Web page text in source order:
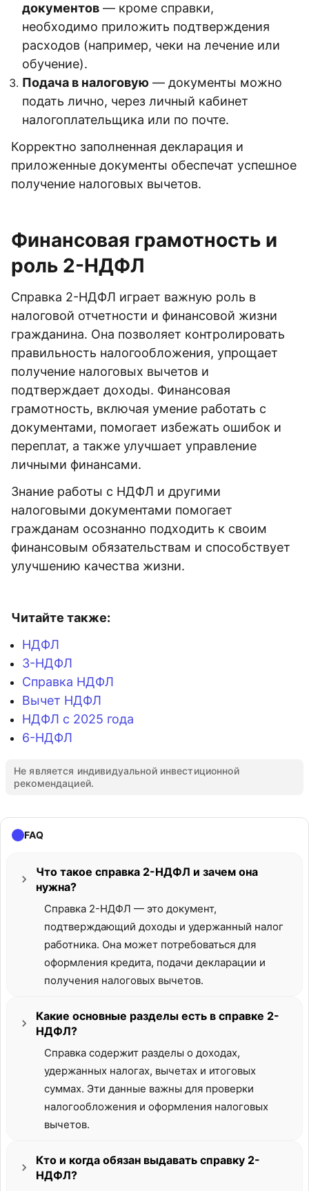
документов — кроме справки,
необходимо приложить подтверждения
расходов (например, чеки на лечение или
обучение).
Подача в налоговую — документы можно
подать лично, через личный кабинет
налогоплательщика или по почте.
Корректно заполненная декларация и
приложенные документы обеспечат успешное
получение налоговых вычетов.
Финансовая грамотность и
роль 2-НДФЛ
Справка 2-НДФЛ играет важную роль в
налоговой отчетности и финансовой жизни
гражданина. Она позволяет контролировать
правильность налогообложения, упрощает
получение налоговых вычетов и
подтверждает доходы. Финансовая
грамотность, включая умение работать с
документами, помогает избежать ошибок и
переплат, а также улучшает управление
личными финансами.
Знание работы с НДФЛ и другими
налоговыми документами помогает
гражданам осознанно подходить к своим
финансовым обязательствам и способствует
улучшению качества жизни.
Читайте также:
НДФЛ
3-НДФЛ
Справка НДФЛ
Вычет НДФЛ
НДФЛ с 2025 года
6-НДФЛ
Не является индивидуальной инвестиционной
рекомендацией.
FAQ
Что такое справка 2-НДФЛ и зачем она
нужна?
Справка 2-НДФЛ — это документ,
подтверждающий доходы и удержанный налог
работника. Она может потребоваться для
оформления кредита, подачи декларации и
получения налоговых вычетов.
Какие основные разделы есть в справке 2-
НДФЛ?
Справка содержит разделы о доходах,
удержанных налогах, вычетах и итоговых
суммах. Эти данные важны для проверки
налогообложения и оформления налоговых
вычетов.
Кто и когда обязан выдавать справку 2-
НДФЛ?